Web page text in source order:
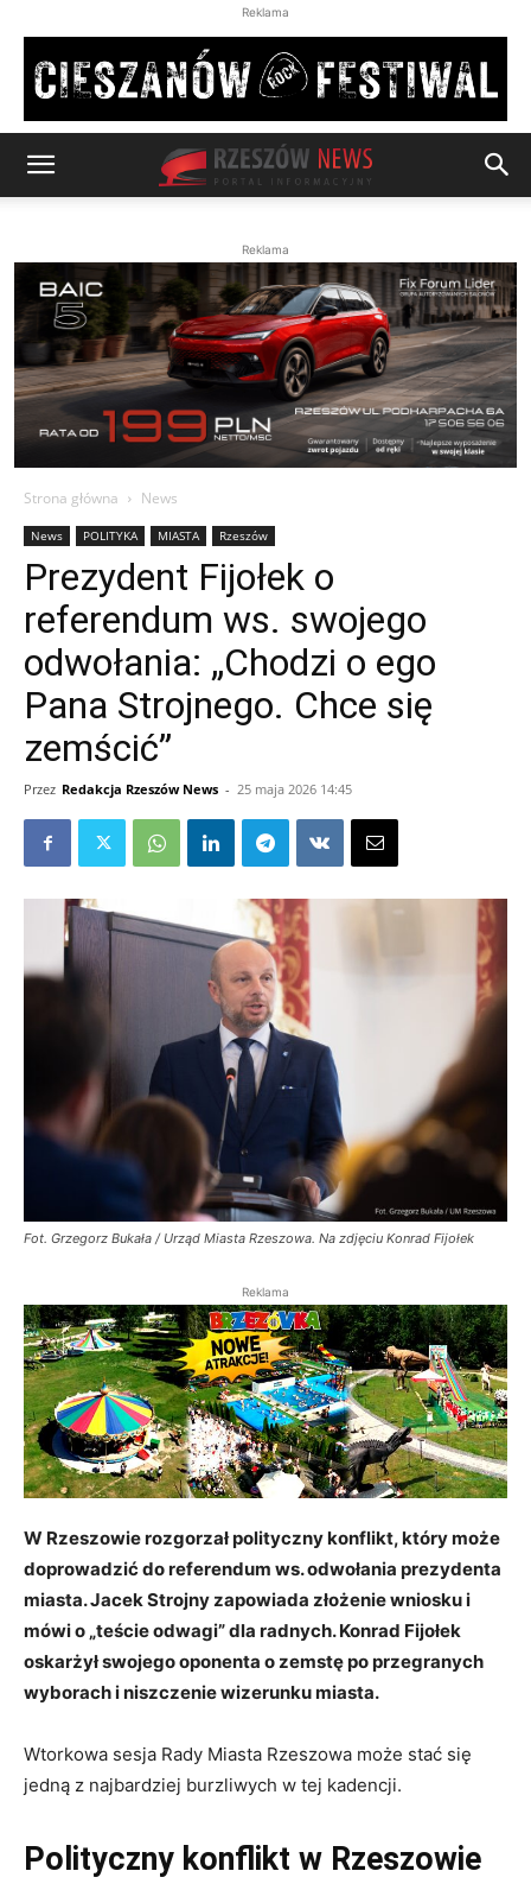
Reklama
Reklama
Strona główna News
News POLITYKA MIASTA Rzeszów
Prezydent Fijołek o
referendum ws. swojego
odwołania: „Chodzi o ego
Pana Strojnego. Chce się
zemścić”
Przez Redakcja Rzeszów News - 25 maja 2026 14:45
Fot. Grzegorz Bukała / Urząd Miasta Rzeszowa. Na zdjęciu Konrad Fijołek
Reklama
W Rzeszowie rozgorzał polityczny konflikt, który może
doprowadzić do referendum ws. odwołania prezydenta
miasta. Jacek Strojny zapowiada złożenie wniosku i
mówi o „teście odwagi” dla radnych. Konrad Fijołek
oskarżył swojego oponenta o zemstę po przegranych
wyborach i niszczenie wizerunku miasta.
Wtorkowa sesja Rady Miasta Rzeszowa może stać się
jedną z najbardziej burzliwych w tej kadencji.
Polityczny konflikt w Rzeszowie